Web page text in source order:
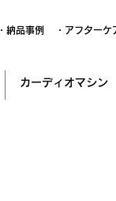
・納品事例 ・アフターケ
カーディオマシン